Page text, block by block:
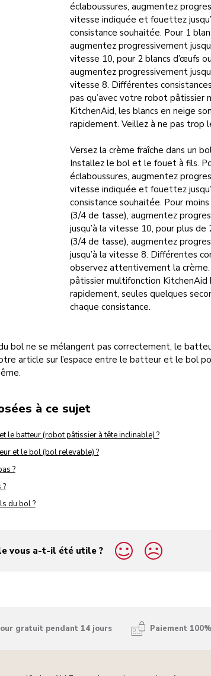
éclaboussures, augmentez
vitesse indiquée et fouettez
consistance souhaitée. Pour 1
augmentez progressivement
vitesse 10, pour 2 blancs d’œufs
augmentez progressivement
vitesse 8. Différentes consistances
pas qu’avec votre robot pâtissier
KitchenAid, les blancs en neige
rapidement. Veillez à ne pas trop
Versez la crème fraîche dans un
Installez le bol et le fouet à fils.
éclaboussures, augmentez
vitesse indiquée et fouettez
consistance souhaitée. Pour
(3/4 de tasse), augmentez
jusqu’à la vitesse 10, pour plus de
(3/4 de tasse), augmentez
jusqu’à la vitesse 8. Différentes
observez attentivement la
pâtissier multifonction
rapidement, seules quelques
chaque consistance.
bol ne se mélangent pas correctement, le
article sur l’espace entre le batteur et le bol
à ce sujet
le batteur (robot pâtissier à tête inclinable) ?
et le bol (bol relevable) ?
?
du bol ?
vous a-t-il été utile ?
gratuit pendant 14 jours Paiement